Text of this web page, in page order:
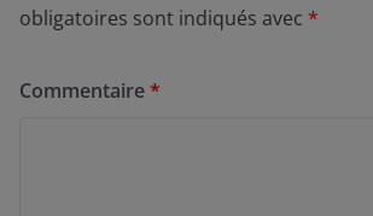
obligatoires sont indiqués avec *
Commentaire*